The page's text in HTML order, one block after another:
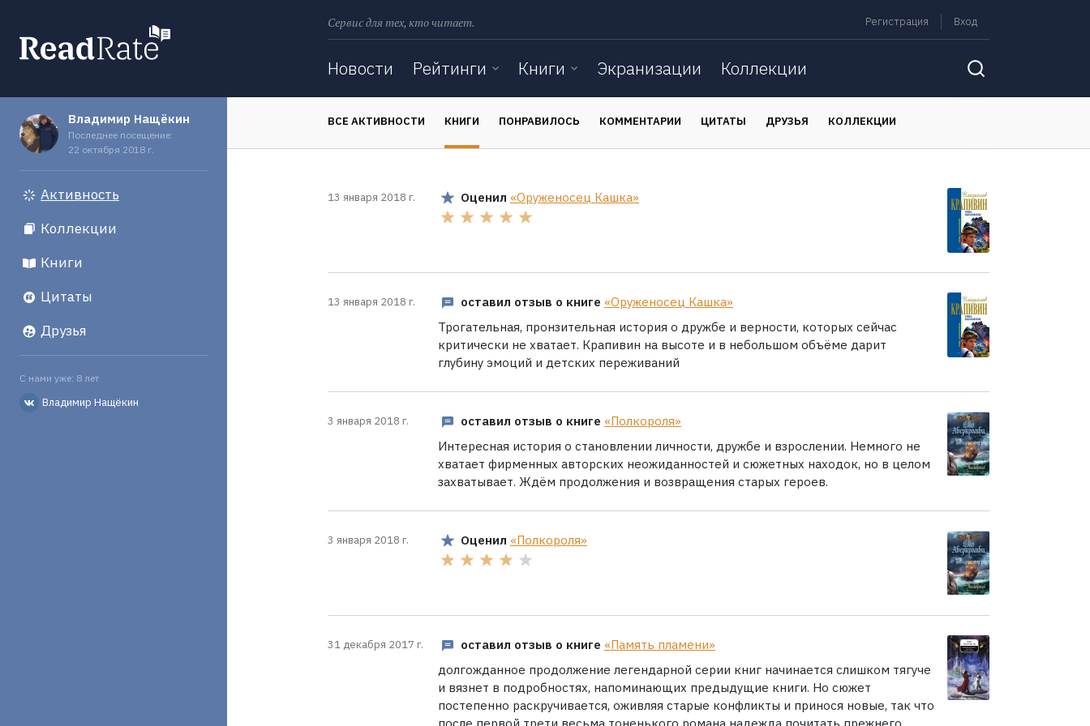
Сервис для тех, кто читает. Регистрация Вход
Новости Рейтинги Книги Экранизации Коллекции
Владимир Нащёкин
Последнее посещение:
22 октября 2018 г.
Активность
Коллекции
Книги
Цитаты
Друзья
С нами уже: 8 лет
Владимир Нащёкин
ВСЕ АКТИВНОСТИ КНИГИ ПОНРАВИЛОСЬ КОММЕНТАРИИ ЦИТАТЫ ДРУЗЬЯ КОЛЛЕКЦИИ
13 января 2018 г. Оценил «Оруженосец Кашка»
13 января 2018 г. оставил отзыв о книге «Оруженосец Кашка»
Трогательная, пронзительная история о дружбе и верности, которых сейчас
критически не хватает. Крапивин на высоте и в небольшом объёме дарит
глубину эмоций и детских переживаний
3 января 2018 г. оставил отзыв о книге «Полкороля»
Интересная история о становлении личности, дружбе и взрослении. Немного не
хватает фирменных авторских неожиданностей и сюжетных находок, но в целом
захватывает. Ждём продолжения и возвращения старых героев.
3 января 2018 г. Оценил «Полкороля»
31 декабря 2017 г. оставил отзыв о книге «Память пламени»
долгожданное продолжение легендарной серии книг начинается слишком тягуче
и вязнет в подробностях, напоминающих предыдущие книги. Но сюжет
постепенно раскручивается, оживляя старые конфликты и принося новые, так что